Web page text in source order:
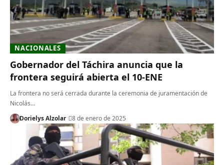
NACIONALES
Gobernador del Táchira anuncia que la
frontera seguirá abierta el 10-ENE
La frontera no será cerrada durante la ceremonia de juramentación de
Nicolás…
Dorielys Alzolar
8 de enero de 2025